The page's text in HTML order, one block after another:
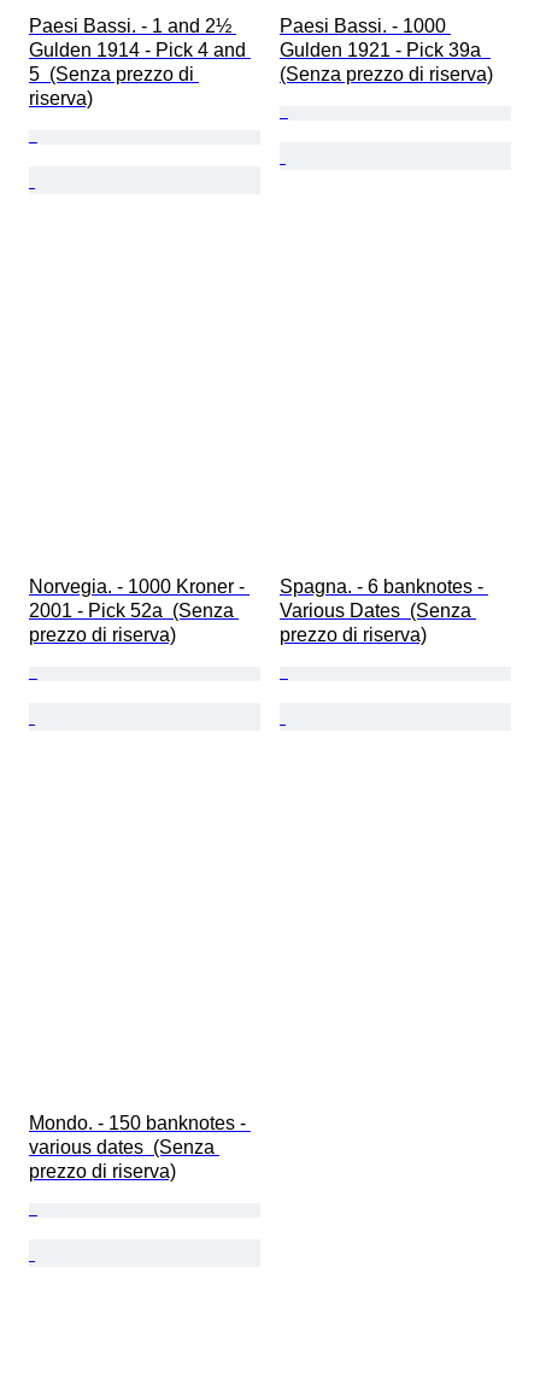
Paesi Bassi. - 1 and 2½
Gulden 1914 - Pick 4 and
5  (Senza prezzo di
riserva)
Paesi Bassi. - 1000
Gulden 1921 - Pick 39a
(Senza prezzo di riserva)
Norvegia. - 1000 Kroner -
2001 - Pick 52a  (Senza
prezzo di riserva)
Spagna. - 6 banknotes -
Various Dates  (Senza
prezzo di riserva)
Mondo. - 150 banknotes -
various dates  (Senza
prezzo di riserva)